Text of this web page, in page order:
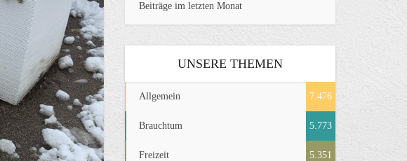
Beiträge im letzten Monat
UNSERE THEMEN
Allgemein 7.476
Brauchtum 5.773
Freizeit 5.351